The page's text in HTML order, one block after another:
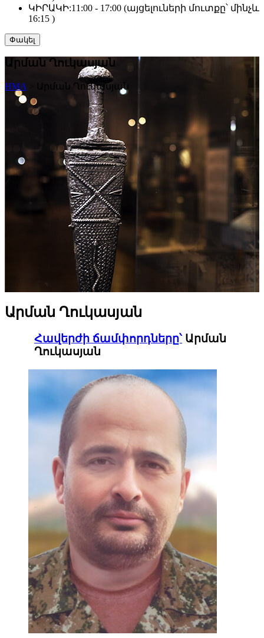
ԿԻՐԱԿԻ:11:00 - 17:00 (այցելուների մուտքը՝ մինչև
16:15 )
Փակել
Արման Ղուկասյան
HMA Արման Ղուկասյան
Արման Ղուկասյան
Հավերժի ճամփորդները՝Արման
Ղուկասյան